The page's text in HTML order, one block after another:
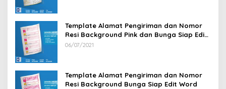
Template Alamat Pengiriman dan Nomor
Resi Background Pink dan Bunga Siap Edit
Word
06/07/2021
Template Alamat Pengiriman dan Nomor
Resi Background Bunga Siap Edit Word